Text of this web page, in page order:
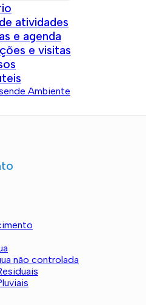
atividades
e agenda
e visitas
não controlada